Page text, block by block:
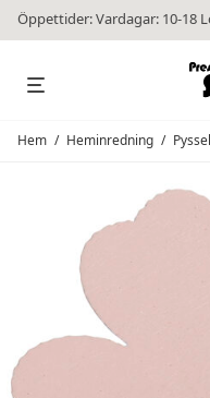
Öppettider: Vardagar: 10-18
Hem / Heminredning /